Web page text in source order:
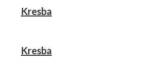
Kresba
Kresba